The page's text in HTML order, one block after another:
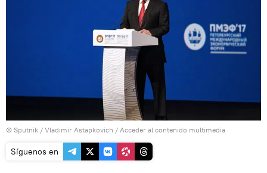
© Sputnik / Vladimir Astapkovich / Acceder al contenido multimedia
Síguenos en